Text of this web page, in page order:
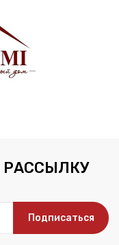
РАССЫЛКУ
Подписаться